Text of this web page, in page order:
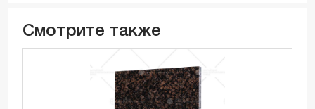
Смотрите также